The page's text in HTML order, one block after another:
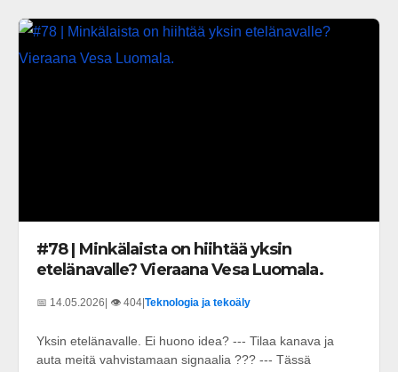
#78 | Minkälaista on hiihtää yksin
etelänavalle? Vieraana Vesa Luomala.
📅 14.05.2026 | 👁️ 404 Teknologia ja tekoäly
Yksin etelänavalle. Ei huono idea? --- Tilaa kanava ja
auta meitä vahvistamaan signaalia ??? --- Tässä